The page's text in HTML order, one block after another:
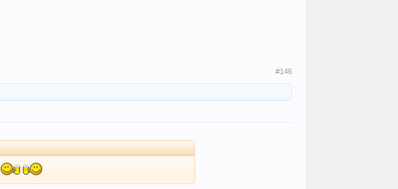
#146